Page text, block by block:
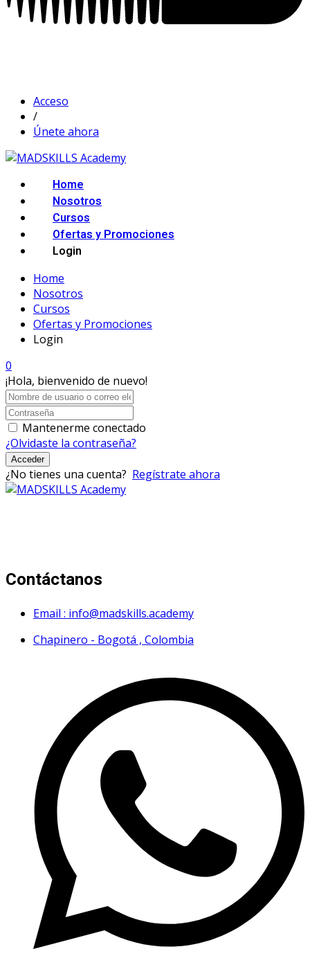
Acceso
/
Únete ahora
Home
Nosotros
Cursos
Ofertas y Promociones
Login
Home
Nosotros
Cursos
Ofertas y Promociones
Login
0
¡Hola, bienvenido de nuevo!
Mantenerme conectado
¿Olvidaste la contraseña?
Acceder
¿No tienes una cuenta? Regístrate ahora
Contáctanos
Email : info@madskills.academy
Chapinero - Bogotá , Colombia